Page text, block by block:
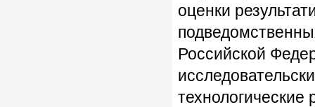
оценки
Российской
технологические